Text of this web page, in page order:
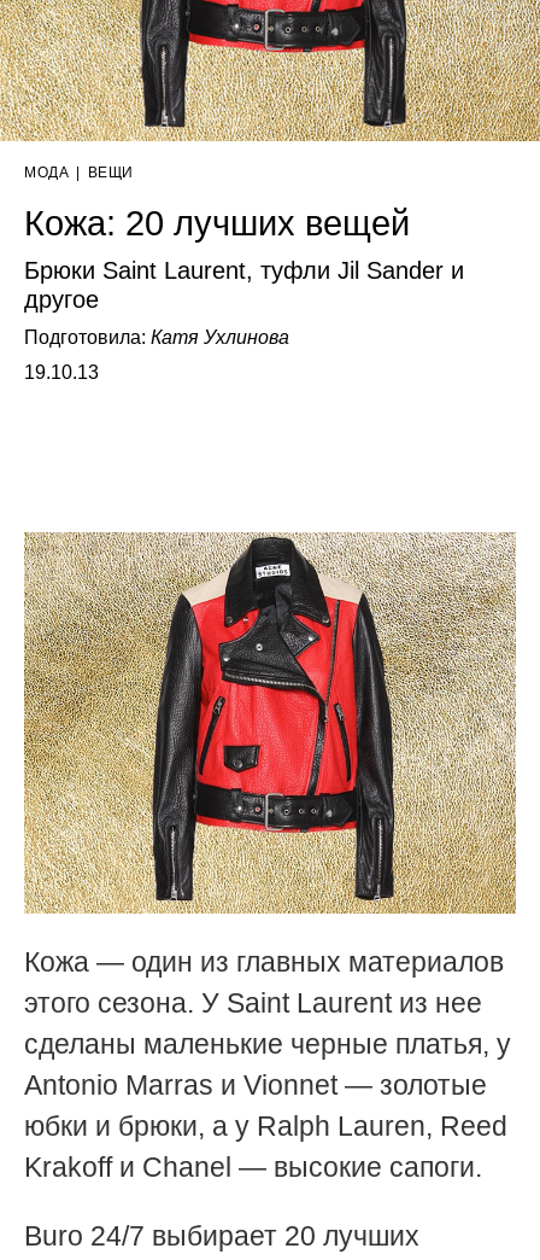
МОДА ВЕЩИ
Кожа: 20 лучших вещей
Брюки Saint Laurent, туфли Jil Sander и
другое
Подготовила: Катя Ухлинова
19.10.13
Кожа — один из главных материалов
этого сезона. У Saint Laurent из нее
сделаны маленькие черные платья, у
Antonio Marras и Vionnet — золотые
юбки и брюки, а у Ralph Lauren, Reed
Krakoff и Chanel — высокие сапоги.
Buro 24/7 выбирает 20 лучших